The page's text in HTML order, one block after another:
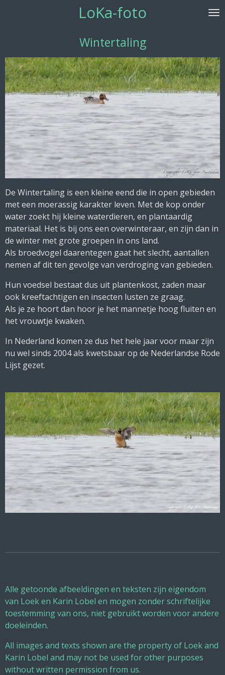
hoofdinhoud
LoKa-foto
Wintertaling
De Wintertaling is een kleine eend die in open gebieden
met een moerassig karakter leven. Met de kop onder
water zoekt hij kleine waterdieren, en plantaardig
materiaal. Het is bij ons een overwinteraar, en zijn dan in
de winter met grote groepen in ons land.
Als broedvogel daarentegen gaat het slecht, aantallen
nemen af dit ten gevolge van verdroging van gebieden.
Hun voedsel bestaat dus uit plantenkost, zaden maar
ook kreeftachtigen en insecten lusten ze graag.
Als je ze hoort dan hoor je het mannetje hoog fluiten en
het vrouwtje kwaken.
In Nederland komen ze dus het hele jaar voor maar zijn
nu wel sinds 2004 als kwetsbaar op de Nederlandse Rode
Lijst gezet.
Alle getoonde afbeeldingen en teksten zijn eigendom
van Loek en Karin Lobel en mogen zonder schriftelijke
toestemming van ons, niet gebruikt worden voor andere
doeleinden.
All images and texts shown are the property of Loek and
Karin Lobel and may not be used for other purposes
without written permission from us.